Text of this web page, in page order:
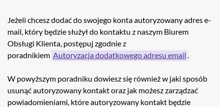
Jeżeli chcesz dodać do swojego konta autoryzowany adres e-
mail, który będzie służył do kontaktu z naszym Biurem
Obsługi Klienta, postępuj zgodnie z
poradnikiem Autoryzacja dodatkowego adresu email .
W powyższym poradniku dowiesz się również w jaki sposób
usunąć autoryzowany kontakt oraz jak możesz zarządzać
powiadomieniami, które autoryzowany kontakt będzie